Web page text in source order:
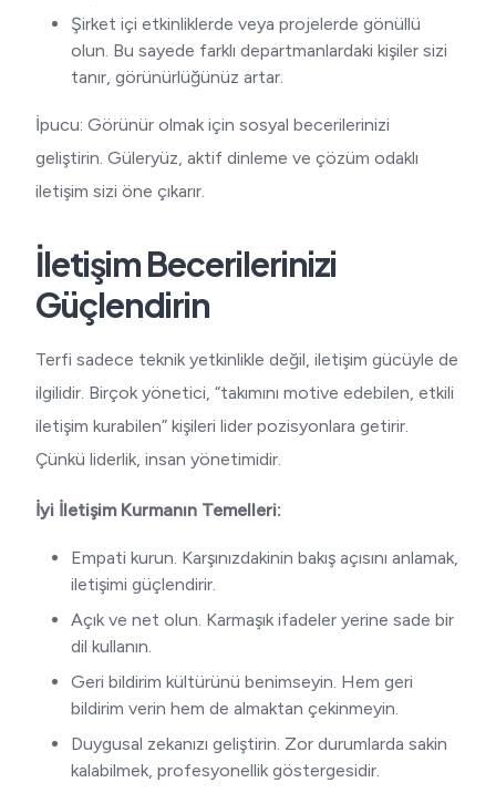
Şirket içi etkinliklerde veya projelerde gönüllü
olun. Bu sayede farklı departmanlardaki kişiler sizi
tanır, görünürlüğünüz artar.
İpucu: Görünür olmak için sosyal becerilerinizi
geliştirin. Güleryüz, aktif dinleme ve çözüm odaklı
iletişim sizi öne çıkarır.
İletişim Becerilerinizi
Güçlendirin
Terfi sadece teknik yetkinlikle değil, iletişim gücüyle de
ilgilidir. Birçok yönetici, “takımını motive edebilen, etkili
iletişim kurabilen” kişileri lider pozisyonlara getirir.
Çünkü liderlik, insan yönetimidir.
İyi İletişim Kurmanın Temelleri:
Empati kurun. Karşınızdakinin bakış açısını anlamak,
iletişimi güçlendirir.
Açık ve net olun. Karmaşık ifadeler yerine sade bir
dil kullanın.
Geri bildirim kültürünü benimseyin. Hem geri
bildirim verin hem de almaktan çekinmeyin.
Duygusal zekanızı geliştirin. Zor durumlarda sakin
kalabilmek, profesyonellik göstergesidir.